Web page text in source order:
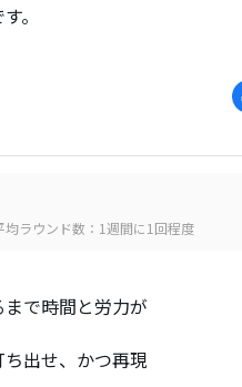
。
均ラウンド数：1週間に1回程度
で時間と労力が
出せ、かつ再現